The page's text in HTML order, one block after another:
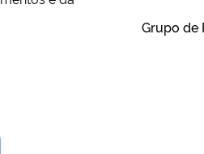
Grupo de